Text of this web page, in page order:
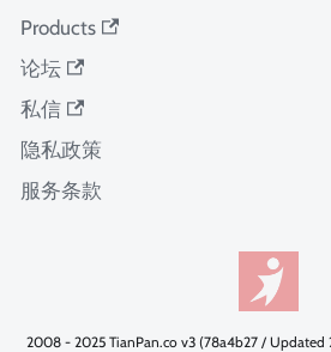
Products
论坛
私信
隐私政策
服务条款
2008 - 2025 TianPan.co v3 (78a4b27 /